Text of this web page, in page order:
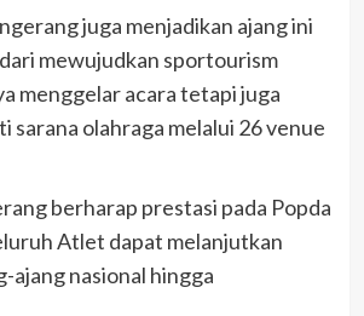
juga menjadikan ajang ini
mewujudkan sportourism
menggelar acara tetapi juga
sarana olahraga melalui 26 venue
berharap prestasi pada Popda
Atlet dapat melanjutkan
ajang nasional hingga